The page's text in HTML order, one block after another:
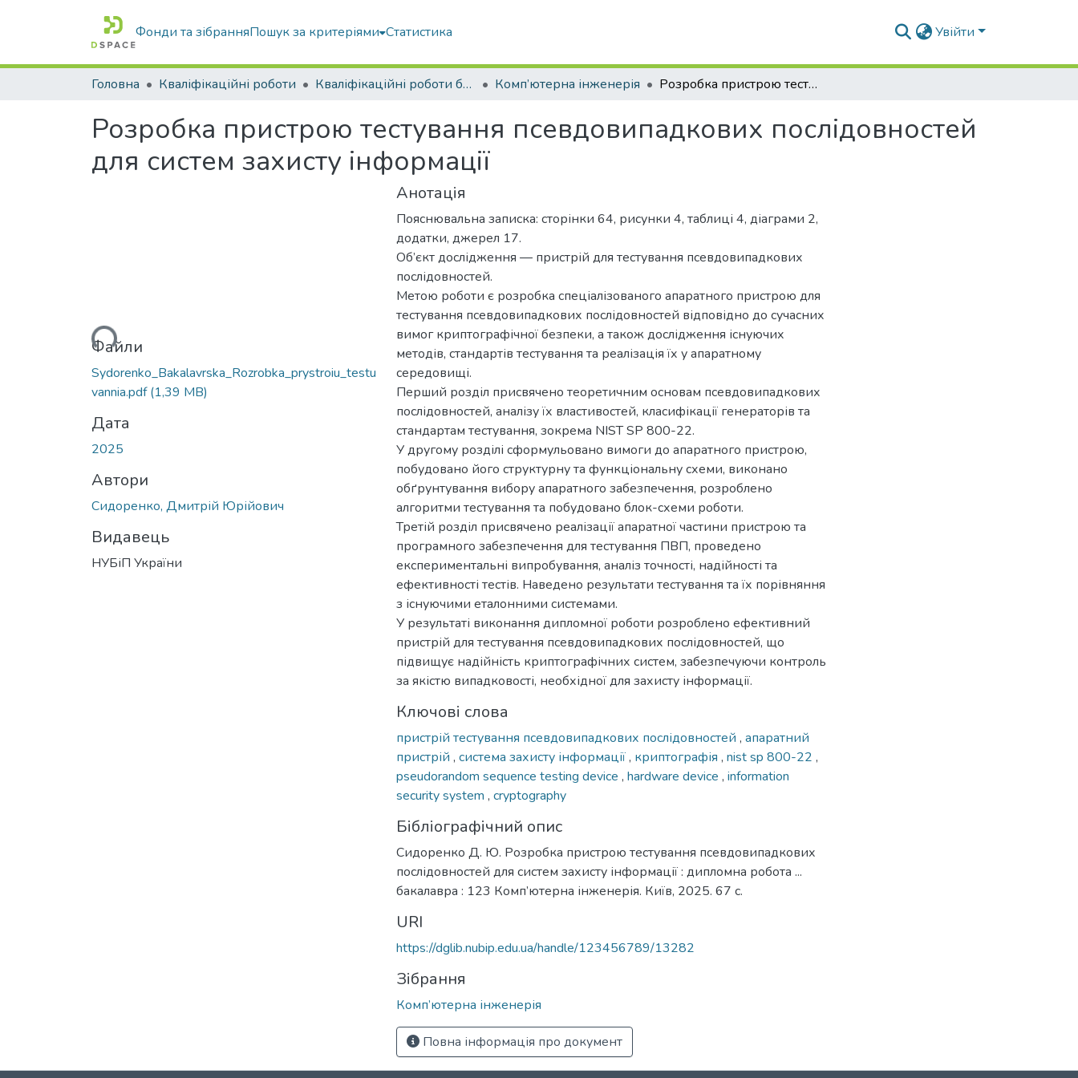
Фонди та зібранняПошук за критеріями Статистика Увійти
Головна Кваліфікаційні роботи Кваліфікаційні роботи бакалаврів Комп’ютерна інженерія Розробка пристрою тестування псевдовипадкових послідовностей для систем захисту інформації
Розробка пристрою тестування псевдовипадкових послідовностей
для систем захисту інформації
Вантажиться...
Файли
Sydorenko_Bakalavrska_Rozrobka_prystroiu_testu
vannia.pdf(1,39 MB)
Дата
2025
Автори
Сидоренко, Дмитрій Юрійович
Видавець
НУБіП України
Анотація
Пояснювальна записка: сторінки 64, рисунки 4, таблиці 4, діаграми 2,
додатки, джерел 17.
Об’єкт дослідження — пристрій для тестування псевдовипадкових
послідовностей.
Метою роботи є розробка спеціалізованого апаратного пристрою для
тестування псевдовипадкових послідовностей відповідно до сучасних
вимог криптографічної безпеки, а також дослідження існуючих
методів, стандартів тестування та реалізація їх у апаратному
середовищі.
Перший розділ присвячено теоретичним основам псевдовипадкових
послідовностей, аналізу їх властивостей, класифікації генераторів та
стандартам тестування, зокрема NIST SP 800-22.
У другому розділі сформульовано вимоги до апаратного пристрою,
побудовано його структурну та функціональну схеми, виконано
обґрунтування вибору апаратного забезпечення, розроблено
алгоритми тестування та побудовано блок-схеми роботи.
Третій розділ присвячено реалізації апаратної частини пристрою та
програмного забезпечення для тестування ПВП, проведено
експериментальні випробування, аналіз точності, надійності та
ефективності тестів. Наведено результати тестування та їх порівняння
з існуючими еталонними системами.
У результаті виконання дипломної роботи розроблено ефективний
пристрій для тестування псевдовипадкових послідовностей, що
підвищує надійність криптографічних систем, забезпечуючи контроль
за якістю випадковості, необхідної для захисту інформації.
Ключові слова
пристрій тестування псевдовипадкових послідовностей , апаратний
пристрій , система захисту інформації, криптографія , nist sp 800-22 ,
pseudorandom sequence testing device , hardware device , information
security system , cryptography
Бібліографічний опис
Сидоренко Д. Ю. Розробка пристрою тестування псевдовипадкових
послідовностей для систем захисту інформації : дипломна робота ...
бакалавра : 123 Комп’ютерна інженерія. Київ, 2025. 67 с.
URI
https://dglib.nubip.edu.ua/handle/123456789/13282
Зібрання
Комп’ютерна інженерія
Повна інформація про документ